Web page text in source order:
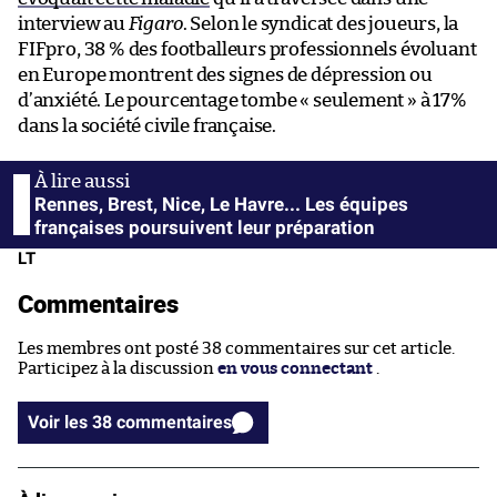
interview au Figaro. Selon le syndicat des joueurs, la
FIFpro, 38 % des footballeurs professionnels évoluant
en Europe montrent des signes de dépression ou
d’anxiété. Le pourcentage tombe « seulement » à 17%
dans la société civile française.
Rennes, Brest, Nice, Le Havre... Les équipes
françaises poursuivent leur préparation
LT
Commentaires
Les membres ont posté 38 commentaires sur cet article.
Participez à la discussion en vous connectant
Voir les 38 commentaires